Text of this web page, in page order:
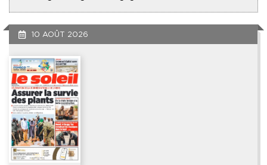
10 AOÛT 2026